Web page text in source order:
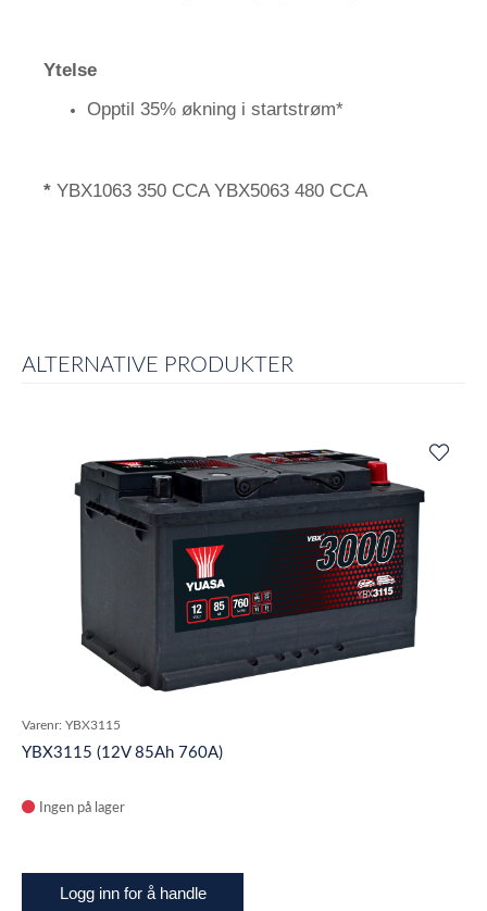
Ytelse
Opptil 35% økning i startstrøm*
* YBX1063 350 CCA YBX5063 480 CCA
ALTERNATIVE PRODUKTER
Varenr: YBX3115
YBX3115 (12V 85Ah 760A)
Ingen på lager
Logg inn for å handle